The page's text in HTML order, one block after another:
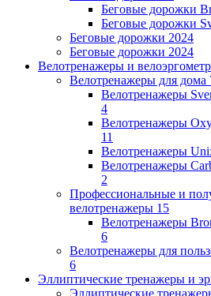
Беговые дорожки
Беговые дорожки
Беговые дорожки 2024
Беговые дорожки 2024
Велотренажеры и
Велотренажеры для дома
Велотренажеры
4
Велотренажеры
11
Велотренажеры
Велотренажеры
2
Профессиональные и
велотренажеры 15
Велотренажеры
6
Велотренажеры для
6
Эллиптические тренажеры и
Эллиптические